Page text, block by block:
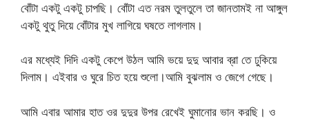
বোঁটা একটু একটু চাপছি। বোঁটা এত নরম তুলতুলে তা জানতামই না আঙ্গুল
একটু থুতু দিয়ে বোঁটার মুখ লাগিয়ে ঘষতে লাগলাম।
এর মধ্যেই দিদি একটু কেপে উঠল আমি ভয়ে দুদু আবার ব্রা তে ঢুকিয়ে
দিলাম। এইবার ও ঘুরে চিত হয়ে শুলো।আমি বুঝলাম ও জেগে গেছে।
আমি এবার আমার হাত ওর দুদুর উপর রেখেই ঘুমানোর ভান করছি। ও